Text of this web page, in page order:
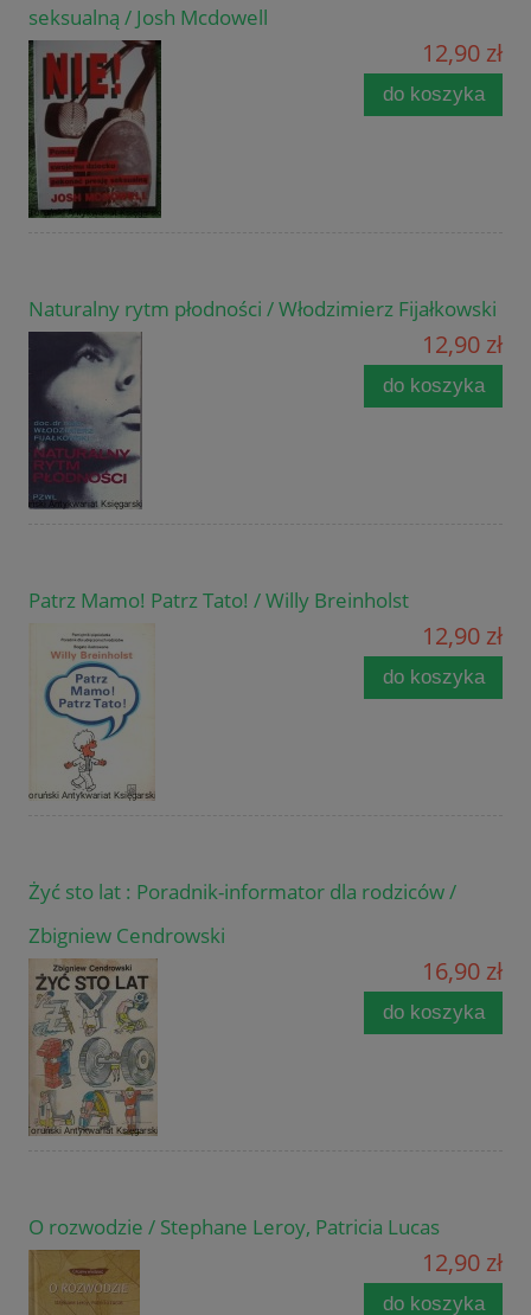
seksualną / Josh Mcdowell
12,90 zł
do koszyka
Naturalny rytm płodności / Włodzimierz Fijałkowski
12,90 zł
do koszyka
Patrz Mamo! Patrz Tato! / Willy Breinholst
12,90 zł
do koszyka
Żyć sto lat : Poradnik-informator dla rodziców /
Zbigniew Cendrowski
16,90 zł
do koszyka
O rozwodzie / Stephane Leroy, Patricia Lucas
12,90 zł
do koszyka